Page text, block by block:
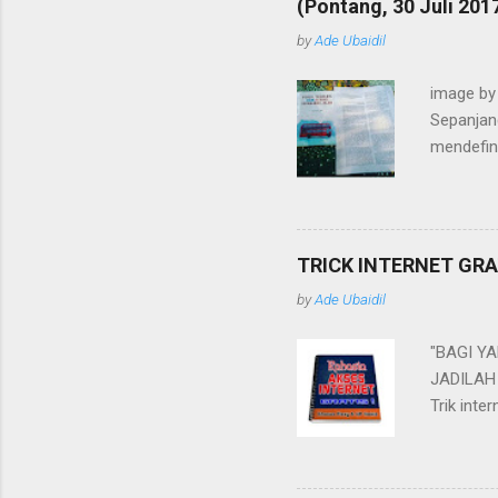
awal
(Pontang, 30 Juli
byAde Ubaidil
image
struktur
unsur
yang
TRICK INTERNET
byAde Ubaidil
"BAGI
Trik
internet